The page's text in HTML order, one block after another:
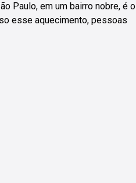
Paulo, em um bairro nobre, é o
esse aquecimento, pessoas